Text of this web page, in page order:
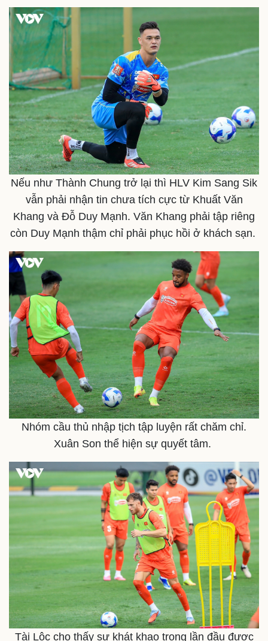
Tư vấn luật
Thể thao
Bóng đá
Lịch thi đấu bóng đá
Thế giới thể thao
eSports
Hậu trường
Ô tô - Xe máy
Ô tô
Xe máy
Tư vấn
Nếu như Thành Chung trở lại thì HLV Kim Sang Sik
vẫn phải nhận tin chưa tích cực từ Khuất Văn
Khang và Đỗ Duy Mạnh. Văn Khang phải tập riêng
còn Duy Mạnh thậm chỉ phải phục hồi ở khách sạn.
Nhóm cầu thủ nhập tịch tập luyện rất chăm chỉ.
Xuân Son thể hiện sự quyết tâm.
Tài Lộc cho thấy sự khát khao trong lần đầu được